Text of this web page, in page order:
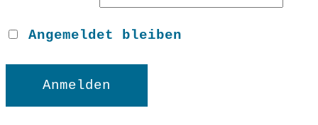
Angemeldet bleiben
Anmelden